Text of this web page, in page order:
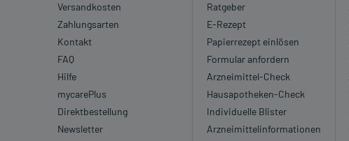
Versandkosten
Zahlungsarten
Kontakt
FAQ
Hilfe
mycarePlus
Direktbestellung
Newsletter
Ratgeber
E-Rezept
Papierrezept einlösen
Formular anfordern
Arzneimittel-Check
Hausapotheken-Check
Individuelle Blister
Arzneimittelinformationen